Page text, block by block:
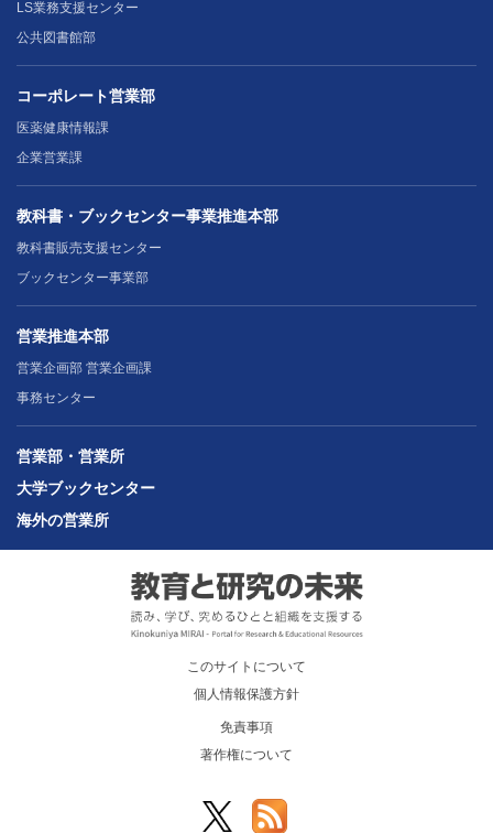
LS業務支援センター
公共図書館部
コーポレート営業部
医薬健康情報課
企業営業課
教科書・ブックセンター事業推進本部
教科書販売支援センター
ブックセンター事業部
営業推進本部
営業企画部 営業企画課
事務センター
営業部・営業所
大学ブックセンター
海外の営業所
このサイトについて
個人情報保護方針
免責事項
著作権について